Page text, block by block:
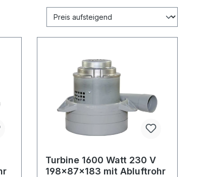
Turbine 1600 Watt 230 V
198x87x183 mit Abluftrohr